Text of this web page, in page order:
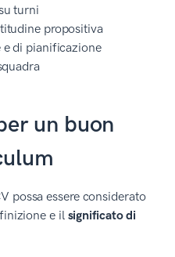
turni
propositiva
e di pianificazione
un buon
possa essere considerato
e il significato di